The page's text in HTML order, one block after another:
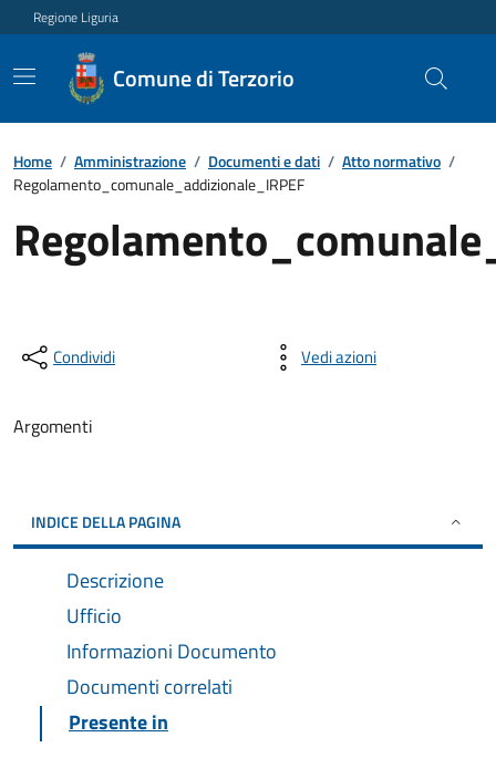
Regione Liguria
Comune di Terzorio
Home / Amministrazione / Documenti e dati / Atto normativo /
Regolamento_comunale_addizionale_IRPEF
Condividi Vedi azioni
Argomenti
INDICE DELLA PAGINA
Descrizione
Ufficio
Informazioni Documento
Documenti correlati
Presente in